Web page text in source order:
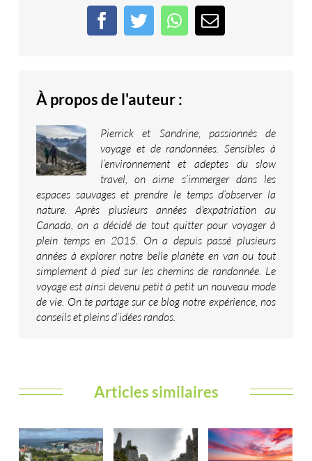
Facebook
TwitterWhatsApp
Email
À propos de l'auteur :
Pierrick et Sandrine, passionnés de
voyage et de randonnées. Sensibles à
l’environnement et adeptes du slow
travel, on aime s’immerger dans les
espaces sauvages et prendre le temps d’observer la
nature. Après plusieurs années d'expatriation au
Canada, on a décidé de tout quitter pour voyager à
plein temps en 2015. On a depuis passé plusieurs
années à explorer notre belle planète en van ou tout
simplement à pied sur les chemins de randonnée. Le
voyage est ainsi devenu petit à petit un nouveau mode
de vie. On te partage sur ce blog notre expérience, nos
conseils et pleins d’idées randos.
Articles similaires